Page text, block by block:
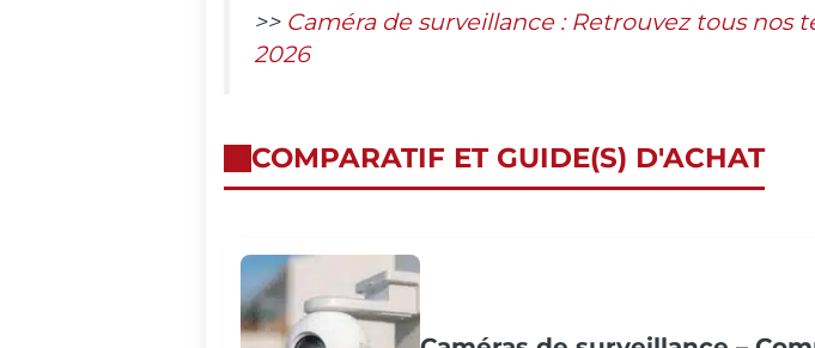
>> Caméra de surveillance : Retrouvez tous
2026
COMPARATIF ET GUIDE(S) D'ACHAT